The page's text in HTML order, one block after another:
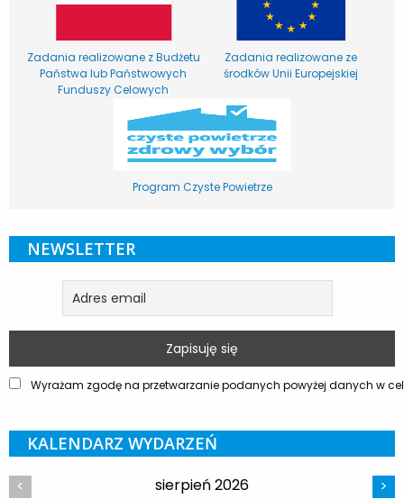
Zadania realizowane z Budżetu
Państwa lub Państwowych
Funduszy Celowych
Zadania realizowane ze
środków Unii Europejskiej
Program Czyste Powietrze
NEWSLETTER
Wyrażam zgodę na przetwarzanie podanych powyżej danych w
KALENDARZ WYDARZEŃ
< sierpień 2026 >